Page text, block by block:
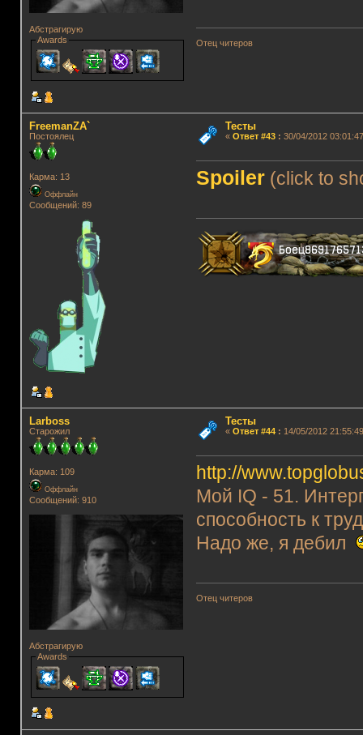
Абстрагирую
Awards
Отец читеров
FreemanZA`
Постоялец
Карма: 13
Оффлайн
Сообщений: 89
Тесты
« Ответ #43: 30/04/2012
Spoiler (click to
Lаrboss
Старожил
Карма: 109
Оффлайн
Сообщений: 910
Абстрагирую
Awards
Тесты
« Ответ #44: 14/05/2012
http://
Мой IQ - 51.
способность к
Надо же, я дебил
Отец читеров